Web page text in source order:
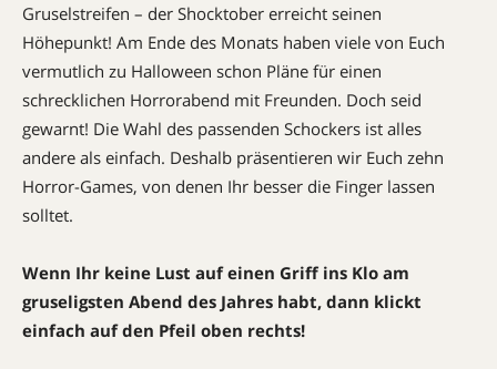
Gruselstreifen – der Shocktober erreicht seinen
Höhepunkt! Am Ende des Monats haben viele von Euch
vermutlich zu Halloween schon Pläne für einen
schrecklichen Horrorabend mit Freunden. Doch seid
gewarnt! Die Wahl des passenden Schockers ist alles
andere als einfach. Deshalb präsentieren wir Euch zehn
Horror-Games, von denen Ihr besser die Finger lassen
solltet.
Wenn Ihr keine Lust auf einen Griff ins Klo am
gruseligsten Abend des Jahres habt, dann klickt
einfach auf den Pfeil oben rechts!